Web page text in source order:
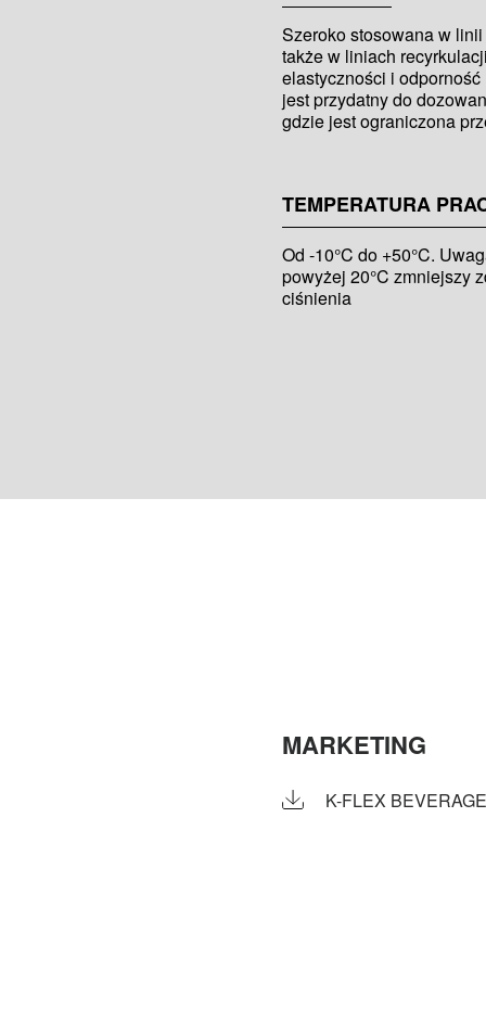
Szeroko stosowana w
także w liniach
elastyczności i
jest przydatny do
gdzie jest ograniczona
TEMPERATURA
Od -10°C do +50°C.
powyżej 20°C zmniejszy
ciśnienia
MARKETING
K-FLEX